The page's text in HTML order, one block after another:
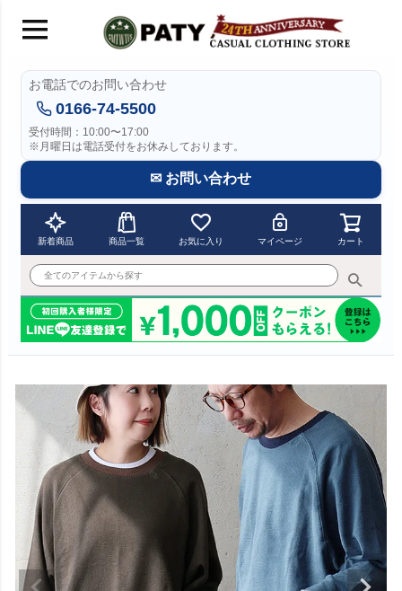
お電話でのお問い合わせ
0166-74-5500
受付時間：10:00〜17:00
※月曜日は電話受付をお休みしております。
✉ お問い合わせ
新着商品 商品一覧 お気に入り マイページ カート